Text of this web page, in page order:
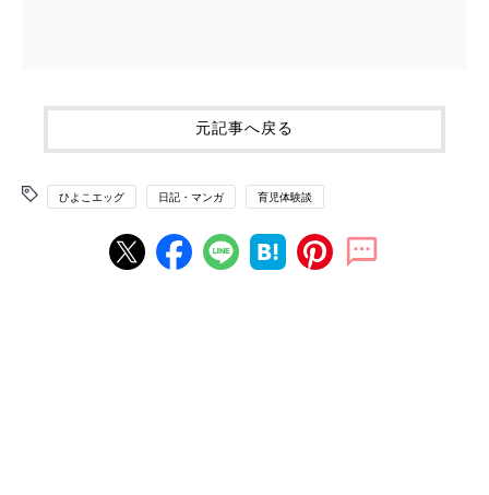
元記事へ戻る
ひよこエッグ 日記・マンガ 育児体験談